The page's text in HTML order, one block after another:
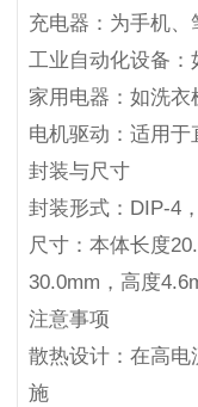
充电器：为手机
工业自动化设备：
家用电器：如洗
电机驱动：适用
封装与尺寸
封装形式：DIP-4
尺寸：本体长度
30.0mm，高度
注意事项
散热设计：在高
施